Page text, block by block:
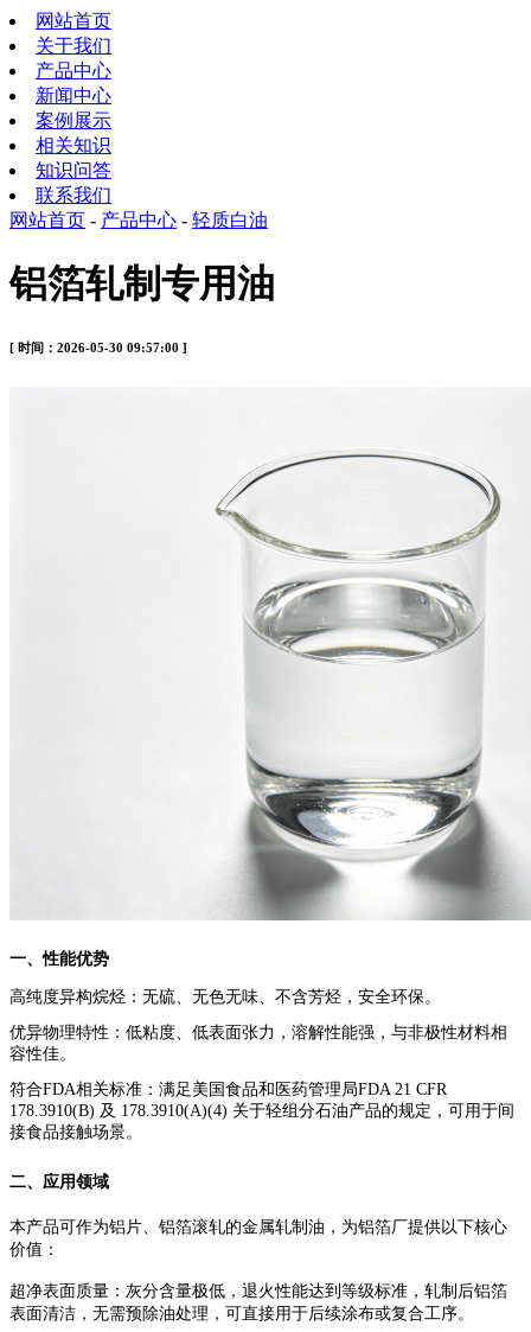
网站首页
关于我们
产品中心
新闻中心
案例展示
相关知识
知识问答
联系我们
网站首页 - 产品中心 - 轻质白油
铝箔轧制专用油
[ 时间：2026-05-30 09:57:00 ]
一、性能优势
高纯度异构烷烃：无硫、无色无味、不含芳烃，安全环保。
优异物理特性：低粘度、低表面张力，溶解性能强，与非极性材料相
容性佳。
符合FDA相关标准：满足美国食品和医药管理局FDA 21 CFR
178.3910(B) 及 178.3910(A)(4) 关于轻组分石油产品的规定，可用于间
接食品接触场景。
二、应用领域
本产品可作为铝片、铝箔滚轧的金属轧制油，为铝箔厂提供以下核心
价值：
超净表面质量：灰分含量极低，退火性能达到等级标准，轧制后铝箔
表面清洁，无需预除油处理，可直接用于后续涂布或复合工序。